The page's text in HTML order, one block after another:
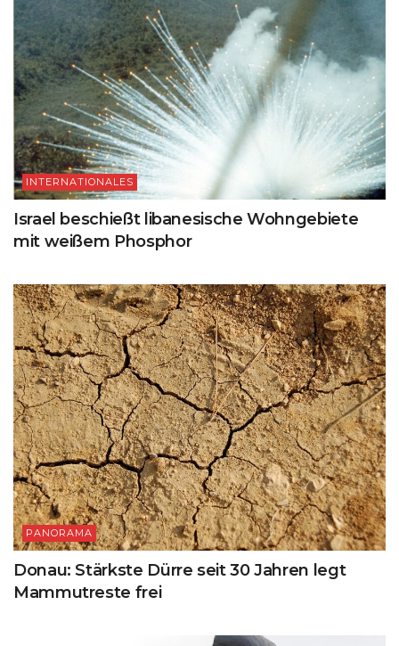
INTERNATIONALES
Israel beschießt libanesische Wohngebiete
mit weißem Phosphor
PANORAMA
Donau: Stärkste Dürre seit 30 Jahren legt
Mammutreste frei